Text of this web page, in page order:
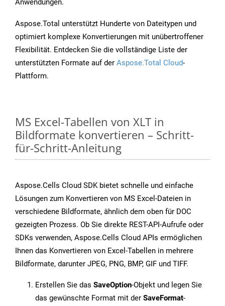
Anwendungen.
Aspose.Total unterstützt Hunderte von Dateitypen und
optimiert komplexe Konvertierungen mit unübertroffener
Flexibilität. Entdecken Sie die vollständige Liste der
unterstützten Formate auf der Aspose.Total Cloud-
Plattform.
MS Excel-Tabellen von XLT in
Bildformate konvertieren – Schritt-
für-Schritt-Anleitung
Aspose.Cells Cloud SDK bietet schnelle und einfache
Lösungen zum Konvertieren von MS Excel-Dateien in
verschiedene Bildformate, ähnlich dem oben für DOC
gezeigten Prozess. Ob Sie direkte REST-API-Aufrufe oder
SDKs verwenden, Aspose.Cells Cloud APIs ermöglichen
Ihnen das Konvertieren von Excel-Tabellen in mehrere
Bildformate, darunter JPEG, PNG, BMP, GIF und TIFF.
Erstellen Sie das SaveOption-Objekt und legen Sie
das gewünschte Format mit der SaveFormat-